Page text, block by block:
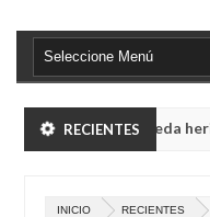
RECIENTES
robo y queda herido
INICIO RECIENTES